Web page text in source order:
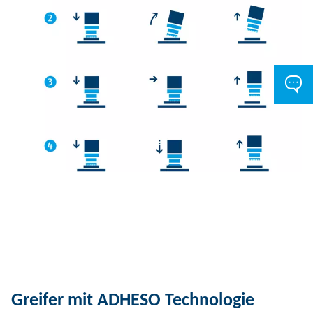
Greifer mit ADHESO Technologie